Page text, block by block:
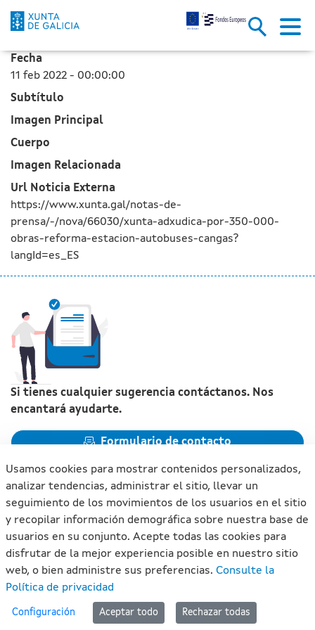
La Xunta adjudica por 350.000
Saltar al contenido principal
Fecha
11 feb 2022 - 00:00:00
Subtítulo
Imagen Principal
Cuerpo
Imagen Relacionada
Url Noticia Externa
https://www.xunta.gal/notas-de-
prensa/-/nova/66030/xunta-adxudica-por-350-000-
obras-reforma-estacion-autobuses-cangas?
langId=es_ES
Si tienes cualquier sugerencia contáctanos. Nos
encantará ayudarte.
Formulario de contacto
Xunta de Galicia. Información mantenida y publicada en
internet por la Xunta de Galicia
Atención a la ciudadanía
Accesibilidad
Usamos cookies para mostrar contenidos personalizados,
analizar tendencias, administrar el sitio, llevar un
seguimiento de los movimientos de los usuarios en el sitio
y recopilar información demográfica sobre nuestra base de
usuarios en su conjunto. Acepte todas las cookies para
disfrutar de la mejor experiencia posible en nuestro sitio
web, o bien administre sus preferencias. Consulte la
Política de privacidad
Configuración Aceptar todo Rechazar todas